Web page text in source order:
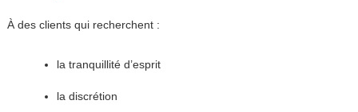
À des clients qui recherchent :
la tranquillité d’esprit
la discrétion